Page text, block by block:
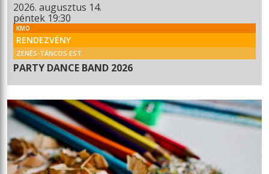
2026. augusztus 14.
péntek 19:30
KMO
RENDEZVÉNY
ZENÉS-TÁNCOS EST
PARTY DANCE BAND 2026